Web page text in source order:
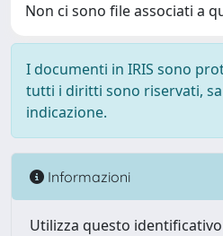
Non ci sono file associati a
I documenti in IRIS sono
tutti i diritti sono riservati,
indicazione.
Informazioni
Utilizza questo